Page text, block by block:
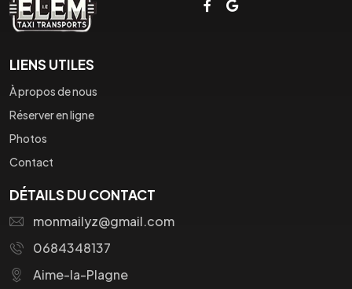
LIENS UTILES
À propos de nous
Réserver en ligne
Photos
Contact
DÉTAILS DU CONTACT
monmailyz@gmail.com
0684348137
Aime-la-Plagne